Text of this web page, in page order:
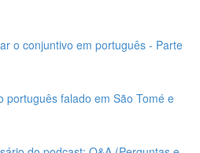
o conjuntivo em português - Parte
português falado em São Tomé e